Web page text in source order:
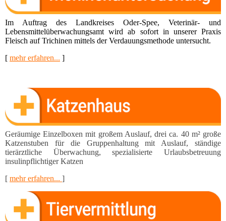
Im Auftrag des Landkreises Oder-Spee, Veterinär- und
Lebensmittel­überwachungsamt wird ab sofort in unserer Praxis
Fleisch auf Trichinen mittels der Verdauungsmethode untersucht.
[ mehr erfahren... ]
Geräumige Einzelboxen mit großem Auslauf, drei ca. 40 m² große
Katzenstuben für die Gruppen­haltung mit Auslauf, ständige
tierärztliche Überwachung, spezialisierte Urlaubsbetreuung
insulinpflichti­ger Katzen
[ mehr erfahren... ]